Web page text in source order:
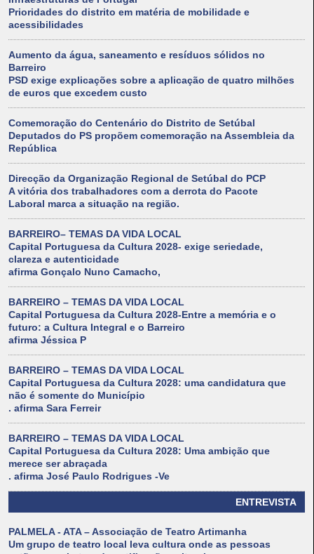
Prioridades do distrito em matéria de mobilidade e
acessibilidades
Aumento da água, saneamento e resíduos sólidos no
Barreiro
PSD exige explicações sobre a aplicação de quatro milhões
de euros que excedem custo
Comemoração do Centenário do Distrito de Setúbal
Deputados do PS propõem comemoração na Assembleia da
República
Direcção da Organização Regional de Setúbal do PCP
A vitória dos trabalhadores com a derrota do Pacote
Laboral marca a situação na região.
BARREIRO– TEMAS DA VIDA LOCAL
Capital Portuguesa da Cultura 2028- exige seriedade,
clareza e autenticidade
afirma Gonçalo Nuno Camacho,
BARREIRO – TEMAS DA VIDA LOCAL
Capital Portuguesa da Cultura 2028-Entre a memória e o
futuro: a Cultura Integral e o Barreiro
afirma Jéssica P
BARREIRO – TEMAS DA VIDA LOCAL
Capital Portuguesa da Cultura 2028: uma candidatura que
não é somente do Município
. afirma Sara Ferreir
BARREIRO – TEMAS DA VIDA LOCAL
Capital Portuguesa da Cultura 2028: Uma ambição que
merece ser abraçada
. afirma José Paulo Rodrigues -Ve
ENTREVISTA
PALMELA - ATA – Associação de Teatro Artimanha
Um grupo de teatro local leva cultura onde as pessoas